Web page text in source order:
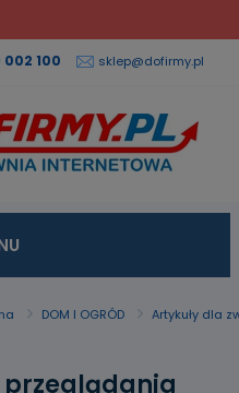
002 100 sklep@dofirmy.pl
DOM I OGRÓD Artykuły dla
przeglądania